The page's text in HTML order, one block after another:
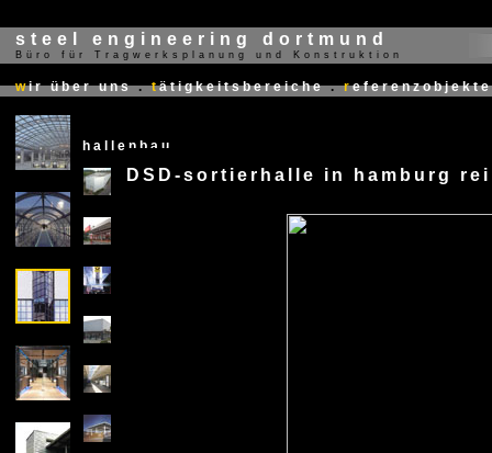
steel engineering dortmund
Büro für Tragwerksplanung und Konstruktion
wir über uns . tätigkeitsbereiche . referenzobjekte
hallenbau
X
DSD-sortierhalle in hamburg